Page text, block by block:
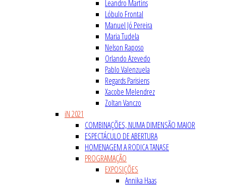
Leandro Martins
Lóbulo Frontal
Manuel Jó Pereira
Maria Tudela
Nelson Raposo
Orlando Azevedo
Pablo Valenzuela
Regards Parisiens
Xacobe Melendrez
Zoltan Vanczo
iN 2021
COMBINAÇÕES, NUMA DIMENSÃO MAIOR
ESPECTÁCULO DE ABERTURA
HOMENAGEM A RODICA TANASE
PROGRAMAÇÃO
EXPOSIÇÕES
Annika Haas